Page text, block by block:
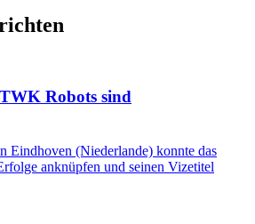
Robots sind
Eindhoven (Niederlande) konnte das
anknüpfen und seinen Vizetitel